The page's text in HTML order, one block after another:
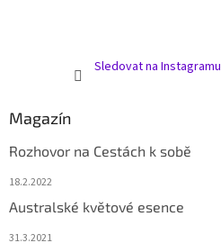
Sledovat na Instagramu
Magazín
Rozhovor na Cestách k sobě
18.2.2022
Australské květové esence
31.3.2021